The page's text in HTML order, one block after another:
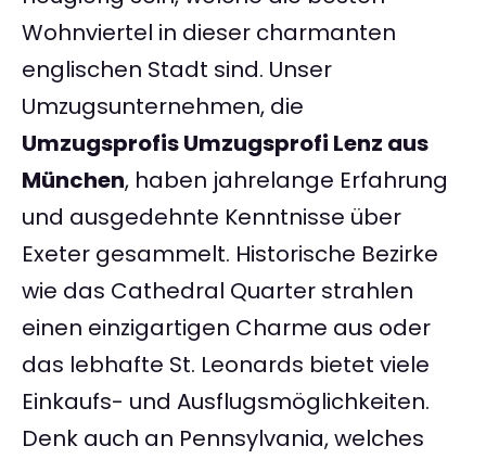
Wohnviertel in dieser charmanten
englischen Stadt sind. Unser
Umzugsunternehmen, die
Umzugsprofis Umzugsprofi Lenz aus
München, haben jahrelange Erfahrung
und ausgedehnte Kenntnisse über
Exeter gesammelt. Historische Bezirke
wie das Cathedral Quarter strahlen
einen einzigartigen Charme aus oder
das lebhafte St. Leonards bietet viele
Einkaufs- und Ausflugsmöglichkeiten.
Denk auch an Pennsylvania, welches